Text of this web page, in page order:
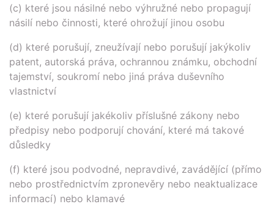
(c) které jsou násilné nebo výhružné nebo propagují
násilí nebo činnosti, které ohrožují jinou osobu
(d) které porušují, zneužívají nebo porušují jakýkoliv
patent, autorská práva, ochrannou známku, obchodní
tajemství, soukromí nebo jiná práva duševního
vlastnictví
(e) které porušují jakékoliv příslušné zákony nebo
předpisy nebo podporují chování, které má takové
důsledky
(f) které jsou podvodné, nepravdivé, zavádějící (přímo
nebo prostřednictvím zpronevěry nebo neaktualizace
informací) nebo klamavé